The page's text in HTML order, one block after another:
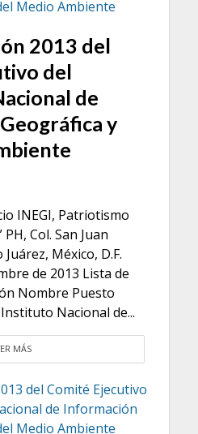
2013 del
del
de
y
INEGI, Patriotismo
Col. San Juan
México, D.F.
de 2013 Lista de
Nombre Puesto
Nacional de...
MÁS